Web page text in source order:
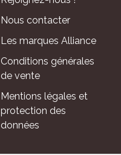
Nous contacter
Les marques Alliance
Conditions générales
de vente
Mentions légales et
protection des
données